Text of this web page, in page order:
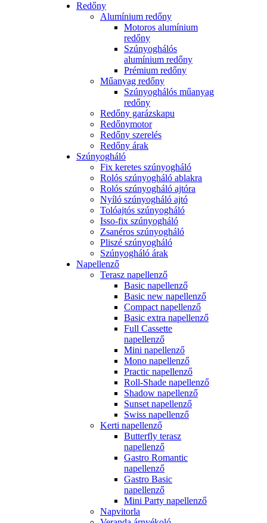
Redőny
Alumínium redőny
Motoros alumínium
redőny
Szúnyoghálós
alumínium redőny
Prémium redőny
Műanyag redőny
Szúnyoghálós műanyag
redőny
Redőny garázskapu
Redőnymotor
Redőny szerelés
Redőny árak
Szúnyogháló
Fix keretes szúnyogháló
Rolós szúnyogháló ablakra
Rolós szúnyogháló ajtóra
Nyíló szúnyogháló ajtó
Tolóajtós szúnyogháló
Isso-fix szúnyogháló
Zsanéros szúnyogháló
Pliszé szúnyogháló
Szúnyogháló árak
Napellenző
Terasz napellenző
Basic napellenző
Basic new napellenző
Compact napellenző
Basic extra napellenző
Full Cassette
napellenző
Mini napellenző
Mono napellenző
Practic napellenző
Roll-Shade napellenző
Shadow napellenző
Sunset napellenző
Swiss napellenző
Kerti napellenző
Butterfly terasz
napellenző
Gastro Romantic
napellenző
Gastro Basic
napellenző
Mini Party napellenző
Napvitorla